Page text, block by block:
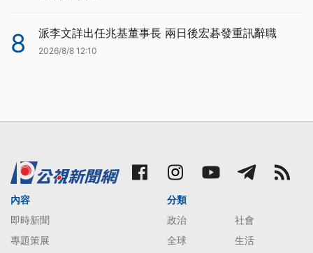
8 派李文詳出任兆基董事長 兩日後宏碁發重訊辭職
2026/8/8 12:10
內容
即時新聞
專題策展
分類
政治
社會
全球
生活